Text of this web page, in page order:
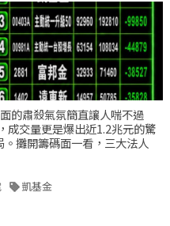
的肅殺氣氛簡直讓人喘不過
成交量更是爆出近1.2兆元的驚
攤開籌碼面一看，三大法人
凱基金